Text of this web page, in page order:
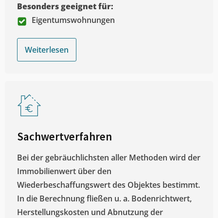
Besonders geeignet für:
Eigentumswohnungen
Weiterlesen
Sachwertverfahren
Bei der gebräuchlichsten aller Methoden wird der
Immobilienwert über den
Wiederbeschaffungswert des Objektes bestimmt.
In die Berechnung fließen u. a. Bodenrichtwert,
Herstellungskosten und Abnutzung der